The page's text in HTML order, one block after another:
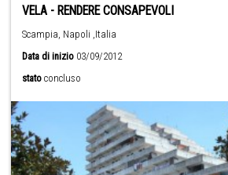
VELA - RENDERE CONSAPEVOLI
Scampia, Napoli ,Italia
Data di inizio 03/09/2012
stato concluso